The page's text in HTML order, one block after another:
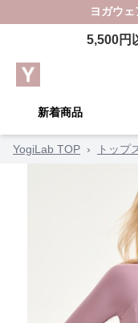
ヨガウェ
5,500円
新着商品
YogiLab TOP › トップ